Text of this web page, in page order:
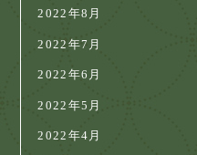
2022年8月
2022年7月
2022年6月
2022年5月
2022年4月